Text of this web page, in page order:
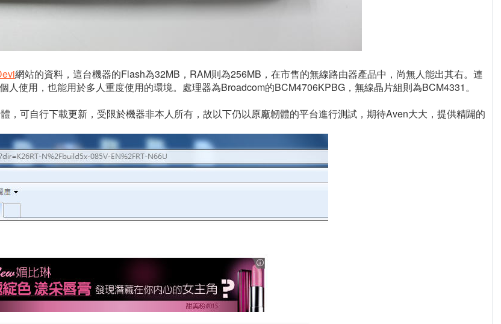
網站的資料，這台機器的Flash為32MB，RAM則為256MB，在市售的無線路由器產品中，尚無人能出其右。連
人使用，也能用於多人重度使用的環境。處理器為Broadcom的BCM4706KPBG，無線晶片組則為BCM4331。
，可自行下載更新，受限於機器非本人所有，故以下仍以原廠韌體的平台進行測試，期待Aven大大，提供精闢的